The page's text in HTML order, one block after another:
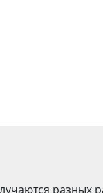
разных